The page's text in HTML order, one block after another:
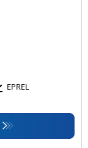
EPREL